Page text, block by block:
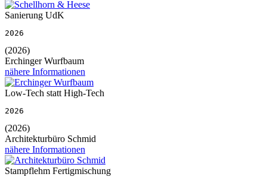
Sanierung UdK
2026
(2026)
Erchinger Wurfbaum
nähere Informationen
Low-Tech statt High-Tech
2026
(2026)
Architekturbüro Schmid
nähere Informationen
Stampflehm Fertigmischung